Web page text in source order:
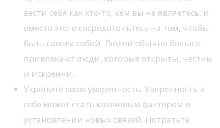
вести себя как кто-то, кем вы не являетесь, и
вместо этого сосредоточьтесь на том, чтобы
быть самим собой. Людей обычно больше
привлекают люди, которые открыты, честны
и искренни.
Укрепите свою уверенность. Уверенность в
себе может стать ключевым фактором в
установлении новых связей. Потратьте